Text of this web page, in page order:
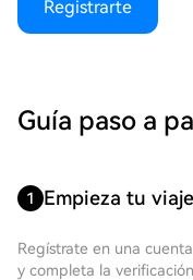
Registrarte
Guía paso a
1 Empieza tu
Regístrate en una
y completa la